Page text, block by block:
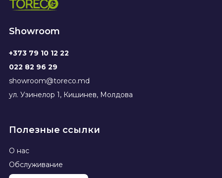
Showroom
+373 79 10 12 22
022 82 96 29
showroom@toreco.md
ул. Узинелор 1, Кишинев, Молдова
Полезные ссылки
О нас
Обслуживание